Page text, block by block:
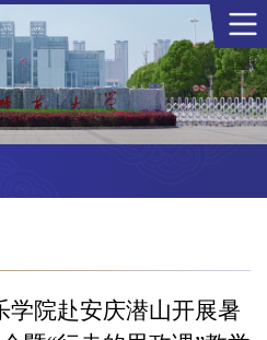
学院赴安庆潜山开展暑